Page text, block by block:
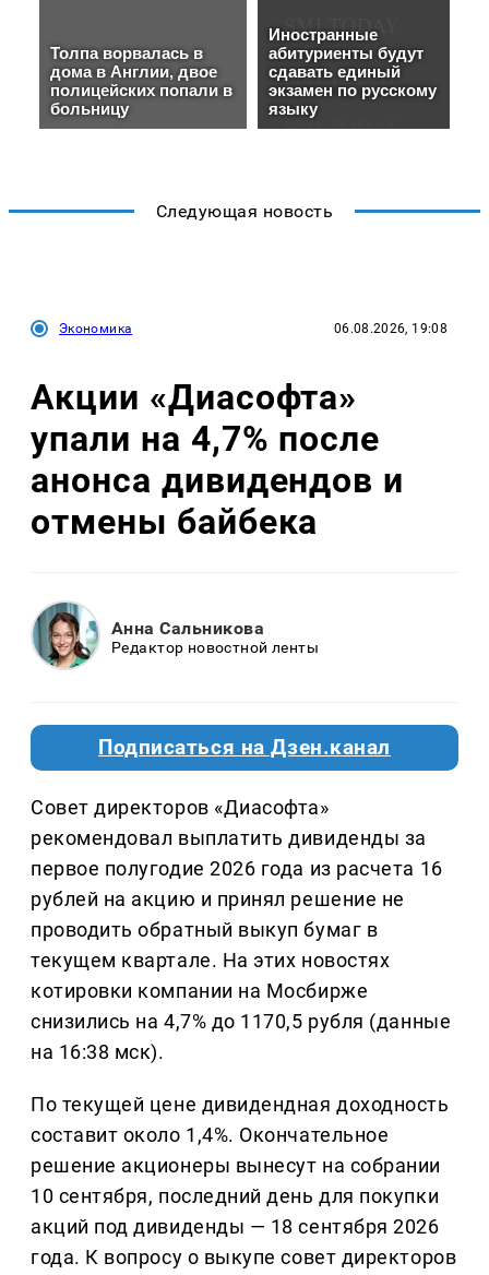
Следующая новость
Экономика 06.08.2026, 19:08
Акции «Диасофта»
упали на 4,7% после
анонса дивидендов и
отмены байбека
Анна Сальникова
Редактор новостной ленты
Подписаться на Дзен.канал
Совет директоров «Диасофта»
рекомендовал выплатить дивиденды за
первое полугодие 2026 года из расчета 16
рублей на акцию и принял решение не
проводить обратный выкуп бумаг в
текущем квартале. На этих новостях
котировки компании на Мосбирже
снизились на 4,7% до 1170,5 рубля (данные
на 16:38 мск).
По текущей цене дивидендная доходность
составит около 1,4%. Окончательное
решение акционеры вынесут на собрании
10 сентября, последний день для покупки
акций под дивиденды — 18 сентября 2026
года. К вопросу о выкупе совет директоров